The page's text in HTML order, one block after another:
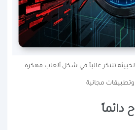
تتنكر غالباً في شكل ألعاب مهكرة
وتطبيقات مجانية
دائماً